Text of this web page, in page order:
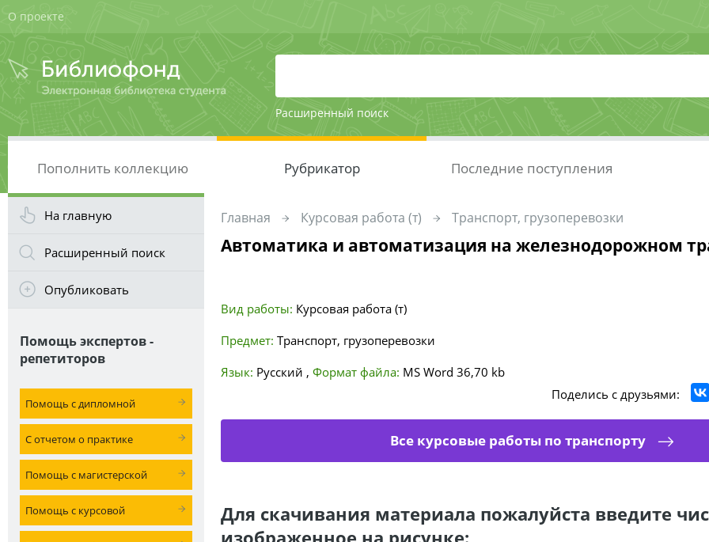
О проекте
Расширенный поиск
Пополнить коллекцию Рубрикатор Последние поступления
На главную
Расширенный поиск
Опубликовать
Помощь экспертов -
репетиторов
Помощь с дипломной
С отчетом о практике
Помощь с магистерской
Помощь с курсовой
Главная Курсовая работа (т) Транспорт, грузоперевозки
Автоматика и автоматизация на железнодорожном
Вид работы: Курсовая работа (т)
Предмет: Транспорт, грузоперевозки
Язык: Русский , Формат файла: MS Word 36,70 kb
Поделись с друзьями:
Все курсовые работы по транспорту
Для скачивания материала пожалуйста введите
изображенное на рисунке: